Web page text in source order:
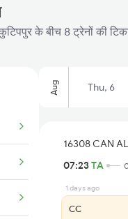
के बीच 8 ट्रेनों की
Aug Thu, 6
16308 CAN
07:23TA
1 days ago
CC